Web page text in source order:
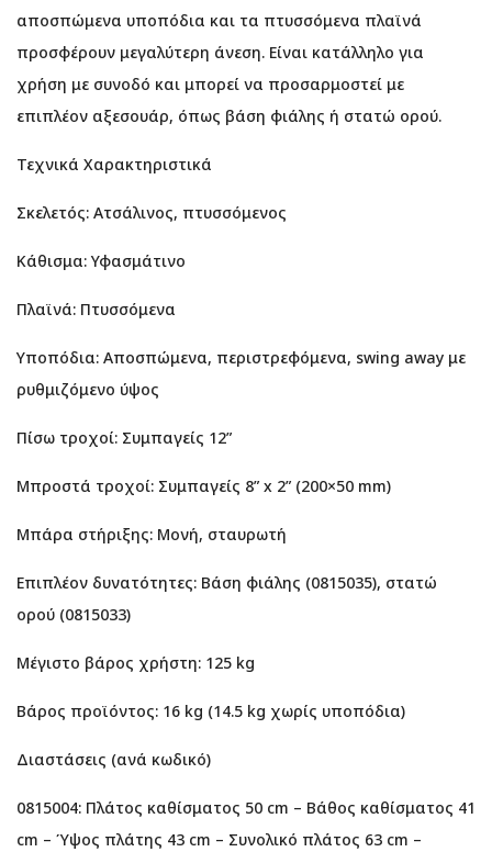
αποσπώμενα υποπόδια και τα πτυσσόμενα πλαϊνά
προσφέρουν μεγαλύτερη άνεση. Είναι κατάλληλο για
χρήση με συνοδό και μπορεί να προσαρμοστεί με
επιπλέον αξεσουάρ, όπως βάση φιάλης ή στατώ ορού.
Τεχνικά Χαρακτηριστικά
Σκελετός: Ατσάλινος, πτυσσόμενος
Κάθισμα: Υφασμάτινο
Πλαϊνά: Πτυσσόμενα
Υποπόδια: Αποσπώμενα, περιστρεφόμενα, swing away με
ρυθμιζόμενο ύψος
Πίσω τροχοί: Συμπαγείς 12”
Μπροστά τροχοί: Συμπαγείς 8” x 2” (200×50 mm)
Μπάρα στήριξης: Μονή, σταυρωτή
Επιπλέον δυνατότητες: Βάση φιάλης (0815035), στατώ
ορού (0815033)
Μέγιστο βάρος χρήστη: 125 kg
Βάρος προϊόντος: 16 kg (14.5 kg χωρίς υποπόδια)
Διαστάσεις (ανά κωδικό)
0815004: Πλάτος καθίσματος 50 cm – Βάθος καθίσματος 41
cm – Ύψος πλάτης 43 cm – Συνολικό πλάτος 63 cm –